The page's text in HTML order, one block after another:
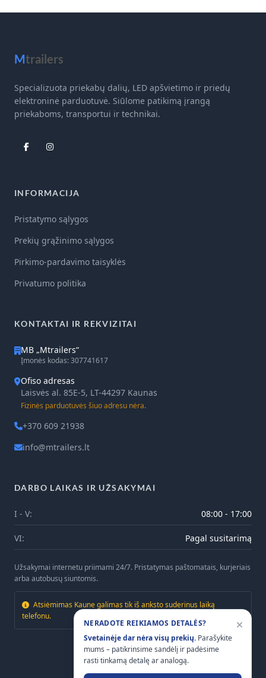
Mtrailers
Specializuota priekabų dalių, LED apšvietimo ir priedų
elektroninė parduotuvė. Siūlome patikimą įrangą
priekaboms, transportui ir technikai.
INFORMACIJA
Pristatymo sąlygos
Prekių grąžinimo sąlygos
Pirkimo-pardavimo taisyklės
Privatumo politika
KONTAKTAI IR REKVIZITAI
MB „Mtrailers“
Įmonės kodas: 307741617
Ofiso adresas
Laisvės al. 85E-5, LT-44297 Kaunas
Fizinės parduotuvės šiuo adresu nėra.
+370 609 21938
info@mtrailers.lt
DARBO LAIKAS IR UŽSAKYMAI
I - V: 08:00 - 17:00
VI: Pagal susitarimą
Užsakymai internetu priimami 24/7. Pristatymas paštomatais, kurjeriais
arba autobusų siuntomis.
Atsiėmimas Kaune galimas tik iš anksto suderinus laiką
telefonu.
NERADOTE REIKIAMOS DETALĖS?
Svetainėje dar nėra visų prekių. Parašykite
mums – patikrinsime sandėlį ir padėsime
rasti tinkamą detalę ar analogą.